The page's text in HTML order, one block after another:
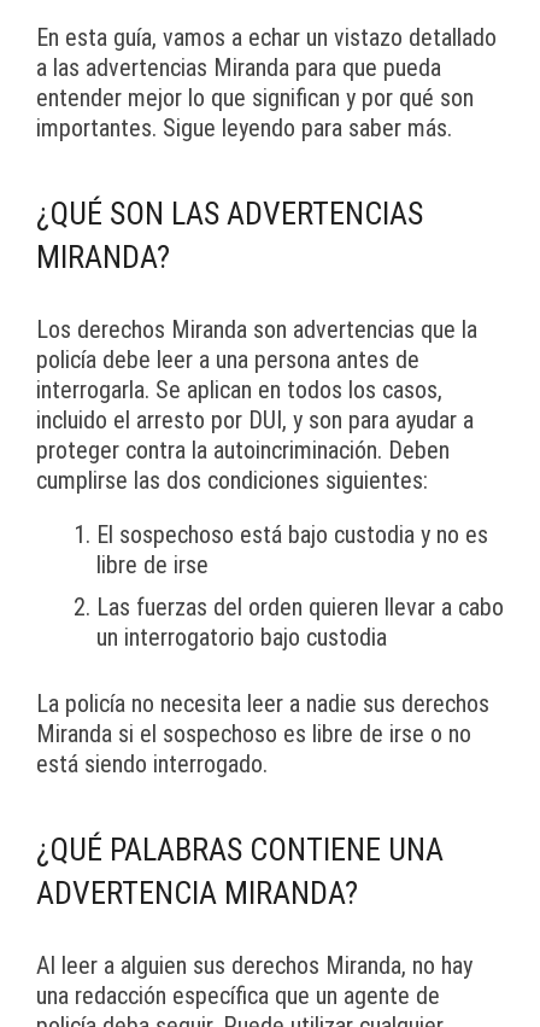
En esta guía, vamos a echar un vistazo detallado
a las advertencias Miranda para que pueda
entender mejor lo que significan y por qué son
importantes. Sigue leyendo para saber más.
¿QUÉ SON LAS ADVERTENCIAS
MIRANDA?
Los derechos Miranda son advertencias que la
policía debe leer a una persona antes de
interrogarla. Se aplican en todos los casos,
incluido el arresto por DUI, y son para ayudar a
proteger contra la autoincriminación. Deben
cumplirse las dos condiciones siguientes:
El sospechoso está bajo custodia y no es
libre de irse
Las fuerzas del orden quieren llevar a cabo
un interrogatorio bajo custodia
La policía no necesita leer a nadie sus derechos
Miranda si el sospechoso es libre de irse o no
está siendo interrogado.
¿QUÉ PALABRAS CONTIENE UNA
ADVERTENCIA MIRANDA?
Al leer a alguien sus derechos Miranda, no hay
una redacción específica que un agente de